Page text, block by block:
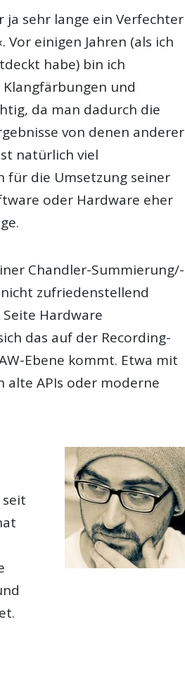
ja sehr lange ein Verfechter
Vor einigen Jahren (als ich
habe) bin ich
und
da man dadurch die
von denen anderer
natürlich viel
für die Umsetzung seiner
oder Hardware eher
Chandler-Summierung/-
zufriedenstellend
Hardware
das auf der Recording-
Ebene kommt. Etwa mit
APIs oder moderne